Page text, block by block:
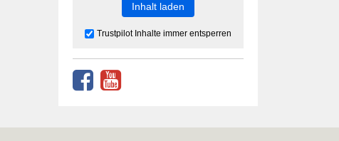
Inhalt laden
Trustpilot Inhalte immer entsperren